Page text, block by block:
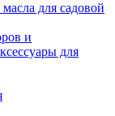
для садовой
и
для